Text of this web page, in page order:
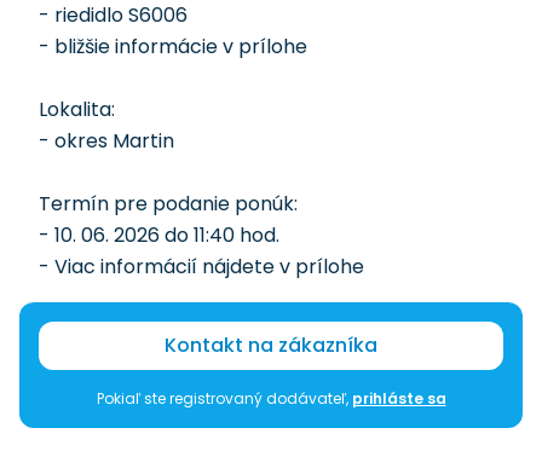
- riedidlo S6006
- bližšie informácie v prílohe
Lokalita:
- okres Martin
Termín pre podanie ponúk:
- 10. 06. 2026 do 11:40 hod.
- Viac informácií nájdete v prílohe
Kontakt na zákazníka
Pokiaľ ste registrovaný dodávateľ, prihláste sa